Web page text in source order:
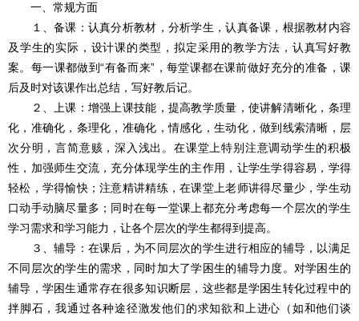
一、常规方面
１、备课：认真分析教材，分析学生，认真备课，根据教材内容
及学生的实际，设计课的类型，拟定采用的教学方法，认真写好教
案。每一课都做到“有备而来”，每堂课都在课前做好充分的准备，课
后及时对该课作出总结，写好教后记。
２、上课：增强上课技能，提高教学质量，使讲解清晰化，条理
化，准确化，条理化，准确化，情感化，生动化，做到线索清晰，层
次分明，言简意赅，深入浅出。在课堂上特别注意调动学生的积极
性，加强师生交流，充分体现学生的主作用，让学生学得容易，学得
轻松，学得愉快；注意精讲精练，在课堂上老师讲得尽量少，学生动
口动手动脑尽量多；同时在每一堂课上都充分考虑每一个层次的学生
学习需求和学习能力，让各个层次的学生都得到提高。
３、辅导：在课后，为不同层次的学生进行相应的辅导，以满足
不同层次的学生的需求，同时加大了学困生的辅导力度。对学困生的
辅导，学困生通常存在很多知识断层，这些都是学困生转化过程中的
拌脚石，我通过各种途径激发他们的求知欲和上进心（如和他们谈